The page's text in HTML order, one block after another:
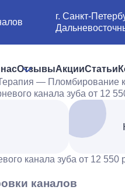
г. Санкт-
ОтзывыАкцииСтатьи
— Пломбирование
канала зуба от 12 550
каналов